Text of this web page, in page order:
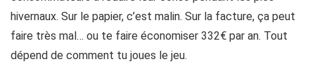
hivernaux. Sur le papier, c’est malin. Sur la facture, ça peut
faire très mal… ou te faire économiser 332€ par an. Tout
dépend de comment tu joues le jeu.